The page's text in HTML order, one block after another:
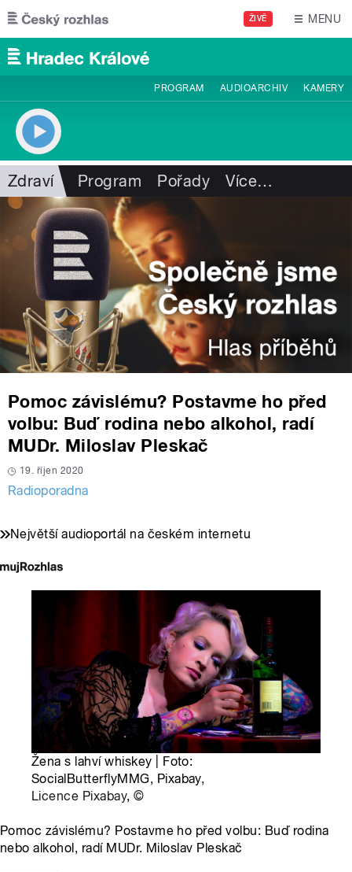
Přejít k hlavnímu obsahu
ŽIVĚ MENU
PROGRAM AUDIOARCHIV KAMERY
Zdraví Program Pořady Více…
Pomoc závislému? Postavme ho před
volbu: Buď rodina nebo alkohol, radí
MUDr. Miloslav Pleskač
19. říjen 2020
Radioporadna
Největší audioportál na českém internetu
Žena s lahví whiskey | Foto:
SocialButterflyMMG, Pixabay,
Licence Pixabay,©
Pomoc závislému? Postavme ho před volbu: Buď rodina
nebo alkohol, radí MUDr. Miloslav Pleskač